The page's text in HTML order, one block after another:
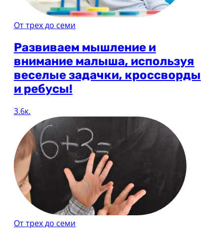
От трех до семи
Развиваем мышление и
внимание малыша, используя
веселые задачки, кроссворды
и ребусы!
3.6к.
От трех до семи